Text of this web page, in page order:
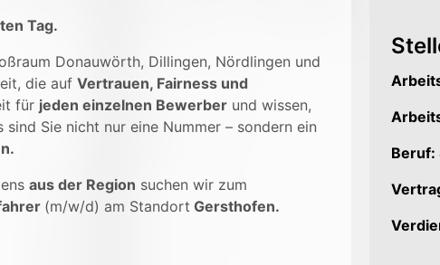
Tag.
Donauwörth, Dillingen, Nördlingen und
die auf Vertrauen, Fairness und
für jeden einzelnen Bewerber und wissen,
Sie nicht nur eine Nummer – sondern ein
aus der Region suchen wir zum
(m/w/d) am Standort Gersthofen.
Beruf: